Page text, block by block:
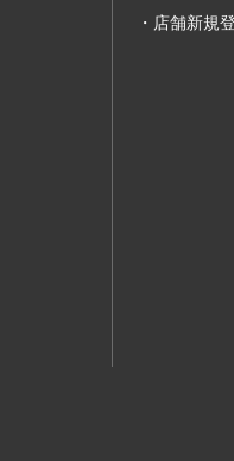
店舗新規